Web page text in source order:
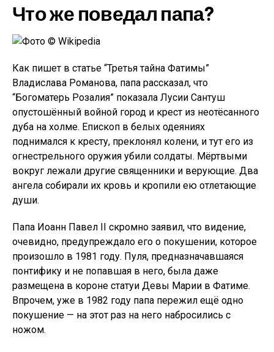
Что же поведал папа?
Как пишет в статье “Третья тайна Фатимы”
Владислава Романова, папа рассказал, что
“Богоматерь Розалия” показала Лусии Сантуш
опустошённый войной город и крест из неотёсанного
дуба на холме. Епископ в белых одеяниях
поднимался к кресту, преклонял колени, и тут его из
огнестрельного оружия убили солдаты. Мёртвыми
вокруг лежали другие священники и верующие. Два
ангела собирали их кровь и кропили ею отлетающие
души.
Папа Иоанн Павел II скромно заявил, что видение,
очевидно, предупреждало его о покушении, которое
произошло в 1981 году. Пуля, предназначавшаяся
понтифику и не попавшая в него, была даже
размещена в короне статуи Девы Марии в Фатиме.
Впрочем, уже в 1982 году папа пережил ещё одно
покушение — на этот раз на него набросились с
ножом.